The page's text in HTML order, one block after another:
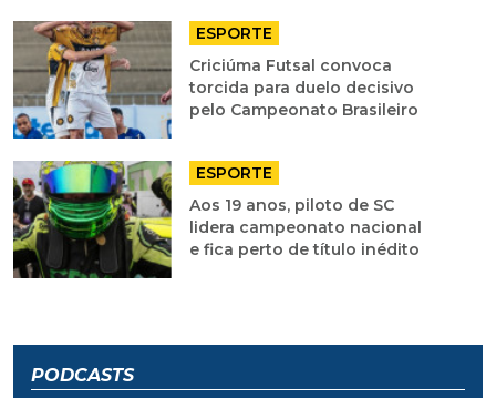
ESPORTE
Criciúma Futsal convoca
torcida para duelo decisivo
pelo Campeonato Brasileiro
ESPORTE
Aos 19 anos, piloto de SC
lidera campeonato nacional
e fica perto de título inédito
PODCASTS